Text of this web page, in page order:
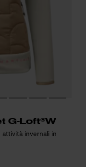
G-Loft®W
attività invernali in